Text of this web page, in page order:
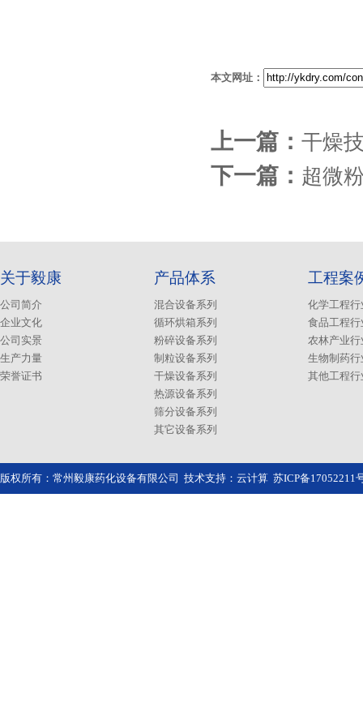
本文网址：
上一篇： 干燥
下一篇： 超微
关于毅康
公司简介
企业文化
公司实景
生产力量
荣誉证书
产品体系
混合设备系列
循环烘箱系列
粉碎设备系列
制粒设备系列
干燥设备系列
热源设备系列
筛分设备系列
其它设备系列
工程案
化学工程行
食品工程行
农林产业行
生物制药行
其他工程行
版权所有：常州毅康药化设备有限公司 技术支持： 云计算 苏ICP备17052211